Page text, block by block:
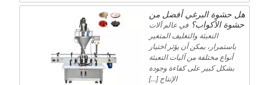
هل حشوة البرغي أفضل من
حشوة الأكواب؟ في عالم آلات
التعبئة والتغليف المتغير
باستمرار، يمكن أن يؤثر اختيار
أنواع مختلفة من آليات التعبئة
بشكل كبير على كفاءة وجودة
الإنتاج […]